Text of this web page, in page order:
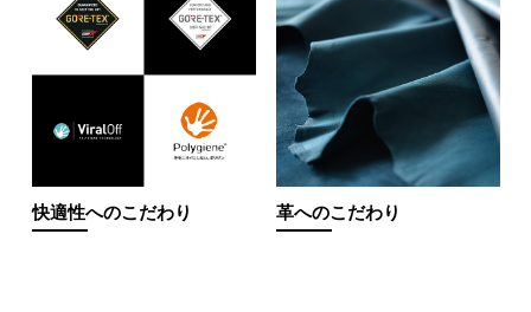
快適性へのこだわり 革へのこだわり